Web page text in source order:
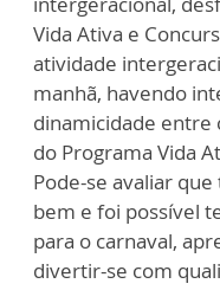
Vida Ativa e
atividade
manhã, havendo
dinamicidade entre
do Programa Vida
Pode-se avaliar
bem e foi possível
para o carnaval,
divertir-se com